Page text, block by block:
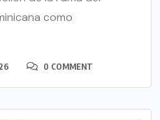
como
0 COMMENT